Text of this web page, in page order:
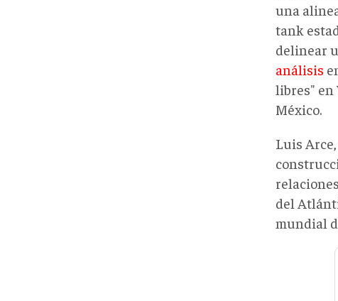
una
tank
delinear
análisis
libres" en
México.
Luis
del
mundial